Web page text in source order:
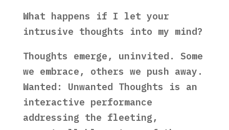
What happens if I let your
intrusive thoughts into my mind?
Thoughts emerge, uninvited. Some
we embrace, others we push away.
Wanted: Unwanted Thoughts is an
interactive performance